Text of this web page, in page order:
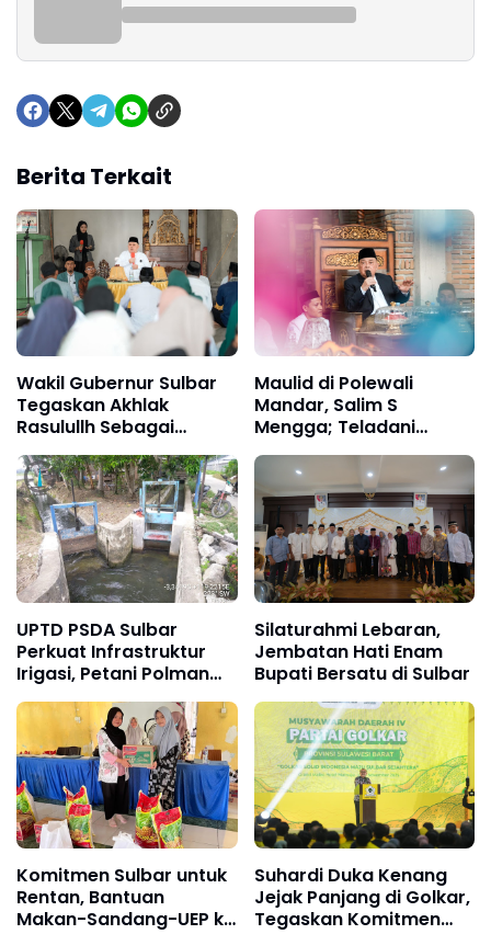
Berita Terkait
Wakil Gubernur Sulbar
Tegaskan Akhlak
Rasulullh Sebagai
Pondasi Kehidupan
Maulid di Polewali
Mandar, Salim S
Mengga; Teladani
Akhlak Rasul, Bangun
Solidaritas Sosial
UPTD PSDA Sulbar
Perkuat Infrastruktur
Irigasi, Petani Polman
Bernafas Lega
Silaturahmi Lebaran,
Jembatan Hati Enam
Bupati Bersatu di Sulbar
Komitmen Sulbar untuk
Rentan, Bantuan
Makan-Sandang-UEP ke
Suhardi Duka Kenang
Jejak Panjang di Golkar,
Tegaskan Komitmen